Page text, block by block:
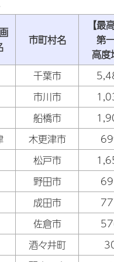
市町村名
【最
第
高度
千葉市
市川市
船橋市
木更津市
松戸市
野田市
成田市
佐倉市
酒々井町